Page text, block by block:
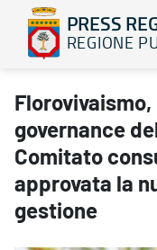
PRESS
REGIONE
Florovivaismo, la Puglia
governance
Comitato
approvata la
gestione